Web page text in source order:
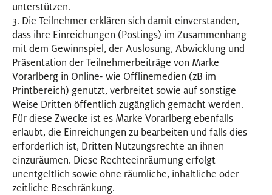
unterstützen.
3. Die Teilnehmer erklären sich damit einverstanden,
dass ihre Einreichungen (Postings) im Zusammenhang
mit dem Gewinnspiel, der Auslosung, Abwicklung und
Präsentation der Teilnehmerbeiträge von Marke
Vorarlberg in Online- wie Offlinemedien (zB im
Printbereich) genutzt, verbreitet sowie auf sonstige
Weise Dritten öffentlich zugänglich gemacht werden.
Für diese Zwecke ist es Marke Vorarlberg ebenfalls
erlaubt, die Einreichungen zu bearbeiten und falls dies
erforderlich ist, Dritten Nutzungsrechte an ihnen
einzuräumen. Diese Rechteeinräumung erfolgt
unentgeltlich sowie ohne räumliche, inhaltliche oder
zeitliche Beschränkung.